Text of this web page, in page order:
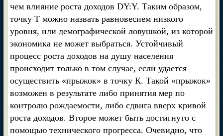
чем влияние роста доходов DY:Y. Таким образом,
точку Т можно назвать равновесием низкого
уровня, или демографической ловушкой, из которой
экономика не может выбраться. Устойчивый
процесс роста доходов на душу населения
происходит только в том случае, если удается
осуществить «прыжок» в точку К. Такой «прыжок»
возможен в результате либо принятия мер по
контролю рождаемости, либо сдвига вверх кривой
роста доходов. Второе может быть достигнуто с
помощью технического прогресса. Очевидно, что